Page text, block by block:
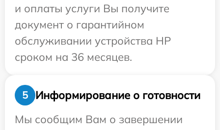
и оплаты услуги Вы получите
документ о гарантийном
обслуживании устройства HP
сроком на 36 месяцев.
5
Информирование о готовности
Мы сообщим Вам о завершении